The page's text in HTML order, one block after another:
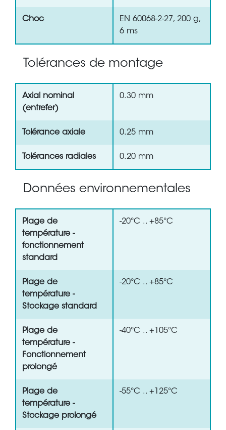
Choc
EN 60068-2-27, 200 g,
6 ms
Tolérances de montage
Axial nominal
(entrefer)
0.30 mm
Tolérance axiale 0.25 mm
Tolérances radiales 0.20 mm
Données environnementales
Plage de
température -
fonctionnement
standard
-20°C .. +85°C
Plage de
température -
Stockage standard
-20°C .. +85°C
Plage de
température -
Fonctionnement
prolongé
-40°C .. +105°C
Plage de
température -
Stockage prolongé
-55°C .. +125°C